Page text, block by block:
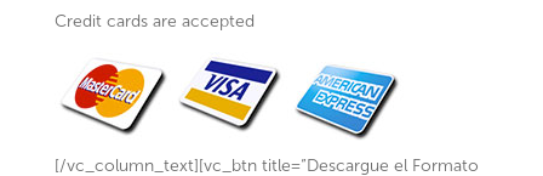
Credit cards are accepted
[/vc_column_text][vc_btn title=”Descargue el Formato